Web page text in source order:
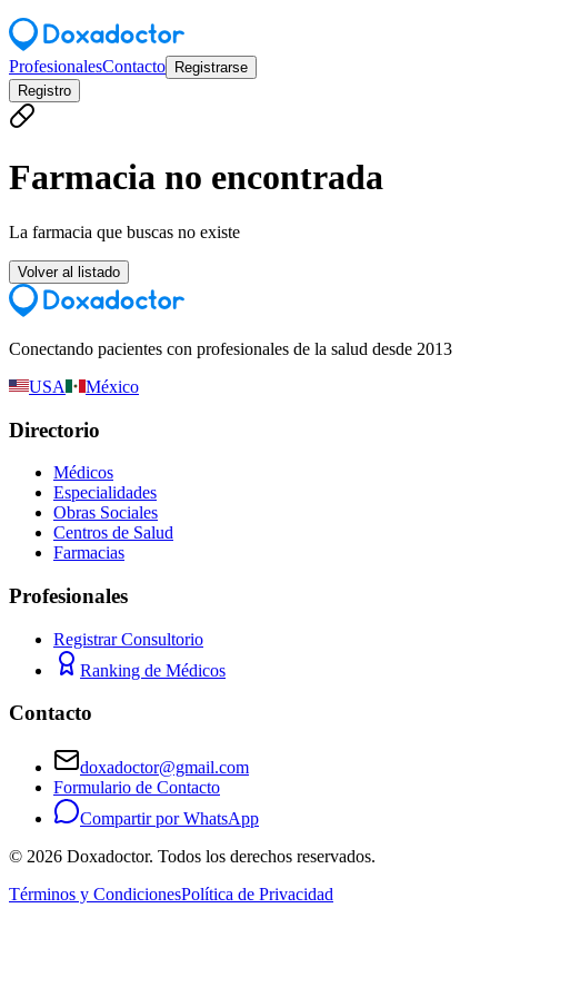
ProfesionalesContacto
Registrarse
Registro
Farmacia no encontrada
La farmacia que buscas no existe
Volver al listado
Conectando pacientes con profesionales de la salud desde 2013
USA
México
Directorio
Médicos
Especialidades
Obras Sociales
Centros de Salud
Farmacias
Profesionales
Registrar Consultorio
Ranking de Médicos
Contacto
doxadoctor@gmail.com
Formulario de Contacto
Compartir por WhatsApp
© 2026 Doxadoctor. Todos los derechos reservados.
Términos y CondicionesPolítica de Privacidad